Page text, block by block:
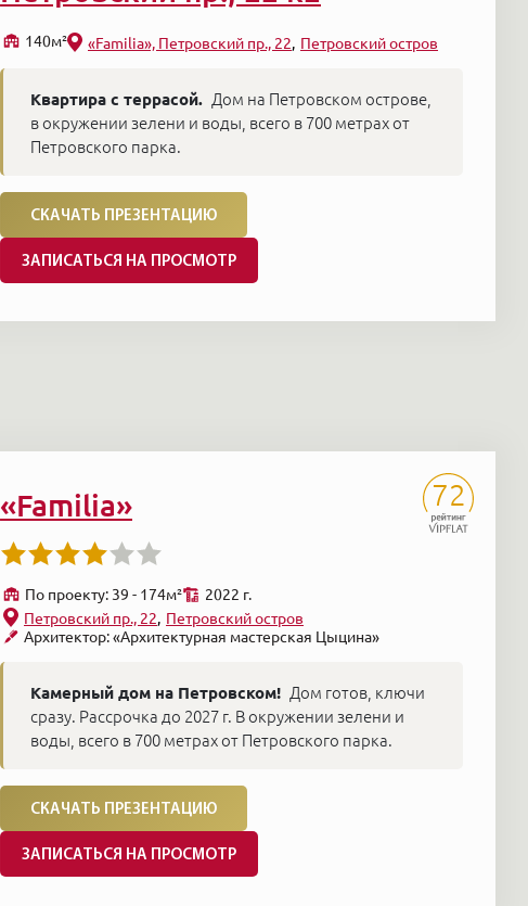
140м² «Familia», Петровский пр., 22 Петровский остров
Квартира с террасой. Дом на Петровском острове,
в окружении зелени и воды, всего в 700 метрах от
Петровского парка.
СКАЧАТЬ ПРЕЗЕНТАЦИЮ
ЗАПИСАТЬСЯ НА ПРОСМОТР
«Familia» 72
По проекту: 39 - 174м² 2022 г.
Архитектор: «Архитектурная мастерская Цыцина»
Петровский пр., 22 Петровский остров
Камерный дом на Петровском! Дом готов, ключи
сразу. Рассрочка до 2027 г. В окружении зелени и
воды, всего в 700 метрах от Петровского парка.
СКАЧАТЬ ПРЕЗЕНТАЦИЮ
ЗАПИСАТЬСЯ НА ПРОСМОТР